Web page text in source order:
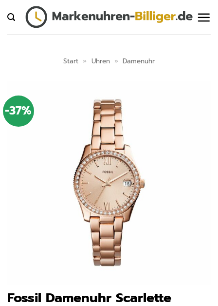
Inhalt
springen
Start » Uhren » Damenuhr
-37%
Fossil Damenuhr Scarlette